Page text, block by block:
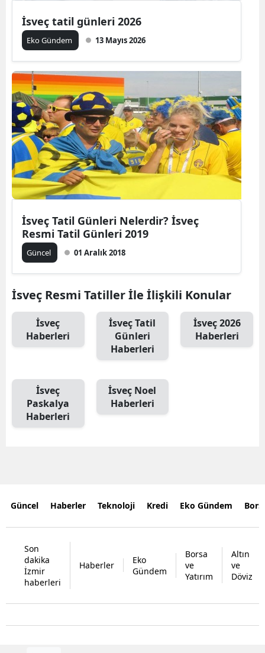
İsveç tatil günleri 2026
Eko Gündem 13 Mayıs 2026
İsveç Tatil Günleri Nelerdir? İsveç
Resmi Tatil Günleri 2019
Güncel 01 Aralık 2018
İsveç Resmi Tatiller İle İlişkili Konular
İsveç
Haberleri
İsveç Tatil
Günleri
Haberleri
İsveç 2026
Haberleri
İsveç
Paskalya
Haberleri
İsveç Noel
Haberleri
Güncel Haberler Teknoloji Kredi Eko Gündem
Son
dakika
İzmir
haberleri
Haberler
Eko
Gündem
Borsa
ve
Yatırım
Altın
ve
Döviz